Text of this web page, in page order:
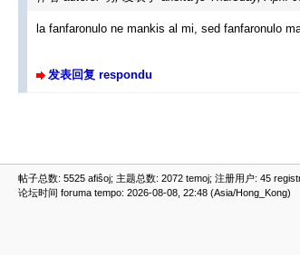
la fanfaronulo ne mankis al mi, sed fanfaronulo
发表回复 respondu
帖子总数: 5525 afiŝoj; 主题总数: 2072 temoj; 注册用户: 45
论坛时间 foruma tempo: 2026-08-08, 22:48 (Asia/Hong_Kong)